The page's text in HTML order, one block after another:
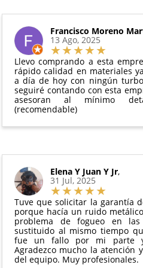
y compresores de
Todas nuestras garantías
vigente. Consulta nuestras
para más información.
pedido.
El productono debe
manipulado
Debe devolverse en su
perfectas condiciones
Francisco Moreno
13 Ago, 2025
Llevo comprando a esta
rápido calidad en materiales
a día de hoy con ningún
seguiré contando con esta
asesoran al mínimo
(recomendable)
Elena Y Juan Y Jr,
31 Jul, 2025
Tuve que solicitar la garantía
porque hacía un ruido
problema de fogueo en
sustituido al mismo tiempo
fue un fallo por mi parte
Agradezco mucho la
del equipo. Muy profesionales.